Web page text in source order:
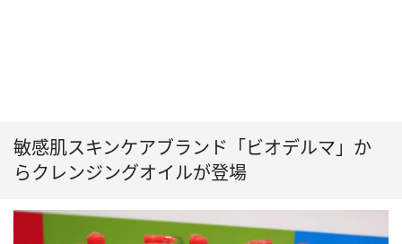
敏感肌スキンケアブランド「ビオデルマ」か
らクレンジングオイルが登場